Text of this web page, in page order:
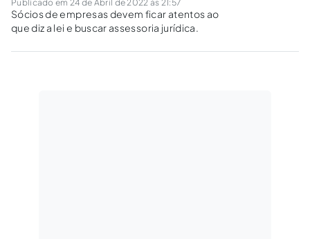
Publicado em 24 de Abril de 2022 às 21:57
Sócios de empresas devem ficar atentos ao
que diz a lei e buscar assessoria jurídica.